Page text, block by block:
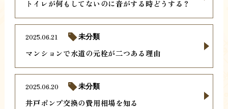
トイレが何もしてないのに音がする時どうする？
マンションで水道の元栓が二つある理由
2025.06.21 未分類
井戸ポンプ交換の費用相場を知る
2025.06.20 未分類